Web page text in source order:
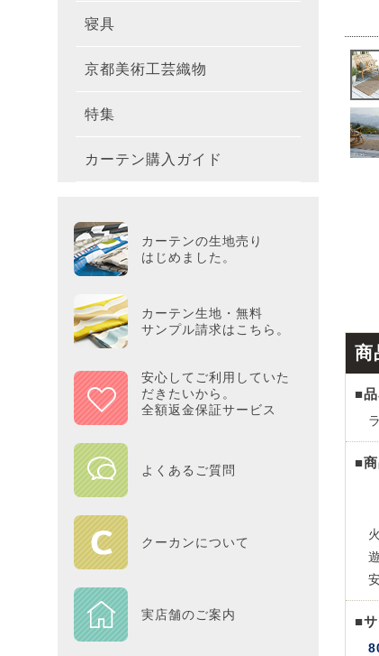
遮
防
無
花
無
防炎
カ
既
消
洗
滑
カ
約
円
約
約
マ
雑貨
キ
ミ
布・
リ
玄関
寝具
敷
枕
京都美術工芸織物 風
テ
特集 北
ず
カーテン購入ガイド カ
ミ
カーテンの生地売り
はじめました。
カーテン生地・無料
サンプル請求はこちら。
安心してご利用していた
だきたいから。
全額返金保証サービス
よくあるご質問
クーカンについて
実店舗のご案内
商
■
■
■